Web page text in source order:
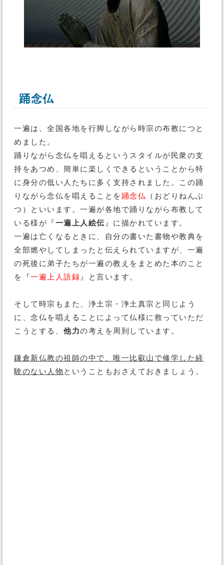
踊念仏
一遍は、全国各地を行脚しながら時宗の布教につと
めました。
踊りながら念仏を唱えるというスタイルが民衆の支
持をあつめ、簡単に楽しくできるということから特
に身分の低い人たちに多く支持されました。この踊
りながら念仏を唱えることを 踊念仏
（おどりねんぶ
つ）といいます。一遍が各地で踊りながら布教して
いる様が『一遍上人絵伝 』に描かれています。
一遍は亡くなるときに、自分の書いた書物や教典を
全部燃やしてしまったと伝えられていますが、一遍
の死後に弟子たちが一遍の教えをまとめた本のこと
を『一遍上人語録 』と言います。
そして時宗もまた、浄土宗・浄土真宗と同じよう
に、念仏を唱えることによって仏様に救っていただ
こうとする、 他力の考えを周到しています。
鎌倉新仏教の祖師の中で、唯一比叡山で修学した経
験のない人物 ということもおさえておきましょう。